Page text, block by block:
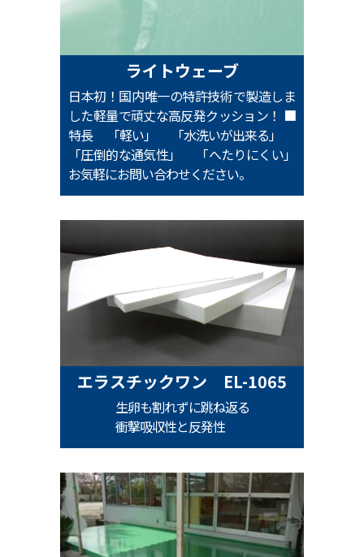
ライトウェーブ
日本初！国内唯一の特許技術で製造しま
した軽量で頑丈な高反発クッション！ ■
特長 「軽い」 「水洗いが出来る」
「圧倒的な通気性」 「へたりにくい」
お気軽にお問い合わせください。
エラスチックワン EL-1065
生卵も割れずに跳ね返る
衝撃吸収性と反発性